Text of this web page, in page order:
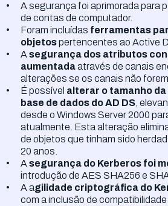
A segurança foi aprimorada para
de contas de computador.
Foram incluídas ferramentas
objetospertencentes ao Active
A segurança dos atributos
aumentadaatravés de canais
alterações se os canais não
É possível alterar o tamanho
base de dados do AD DS ,
desde o Windows Server 2000
atualmente. Esta alteração
de objetos que tinham sido
20 anos.
A segurança do Kerberos foi
introdução de AES SHA256 e
A agilidade criptográfica do
com a inclusão de compatibilidade